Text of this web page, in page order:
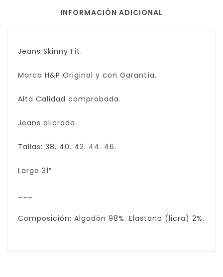
INFORMACIÓN ADICIONAL
Jeans Skinny Fit.
Marca H&P Original y con Garantía.
Alta Calidad comprobada.
Jeans alicrado.
Tallas: 38. 40. 42. 44. 46.
Largo 31″
Composición: Algodón 98%. Elastano (licra) 2%.